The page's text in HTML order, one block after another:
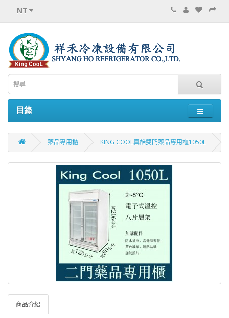
NT
目錄
藥品專用櫃 KING COOL真酷雙門藥品專用櫃1050L
商品介紹